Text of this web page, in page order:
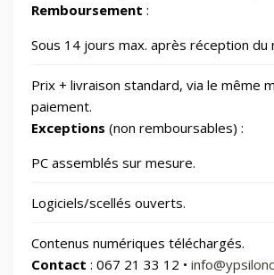
Smart Home/Lighting/Lighting
Smartphones & Tablets
Vélos & Trottinettes
Remboursement :
Sous 14 jours max. après réception du
Prix + livraison standard, via le même
paiement.
Exceptions (non remboursables) :
PC assemblés sur mesure.
Logiciels/scellés ouverts.
Contenus numériques téléchargés.
Contact : 067 21 33 12 •